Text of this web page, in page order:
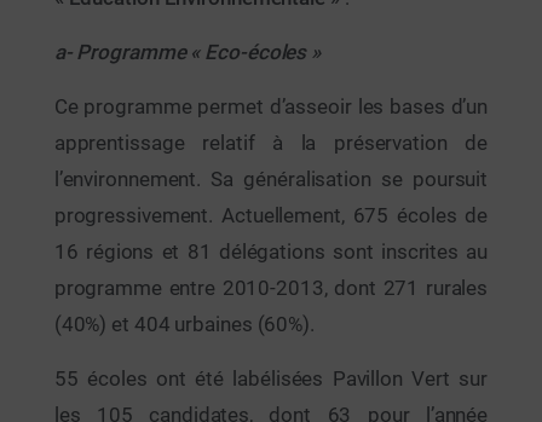
a- Programme « Eco-écoles »
Ce programme permet d’asseoir les bases d’un
apprentissage relatif à la préservation de
l’environnement. Sa généralisation se poursuit
progressivement. Actuellement, 675 écoles de
16 régions et 81 délégations sont inscrites au
programme entre 2010-2013, dont 271 rurales
(40%) et 404 urbaines (60%).
55 écoles ont été labélisées Pavillon Vert sur
les 105 candidates, dont 63 pour l’année